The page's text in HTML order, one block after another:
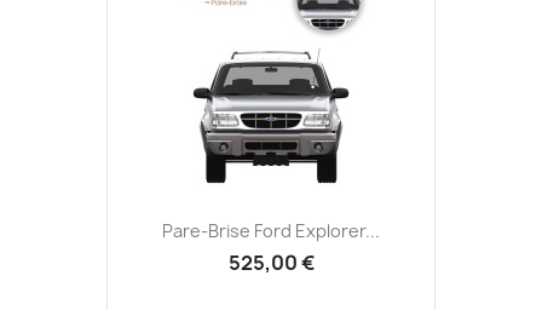
Pare-Brise Ford Explorer...
525,00 €